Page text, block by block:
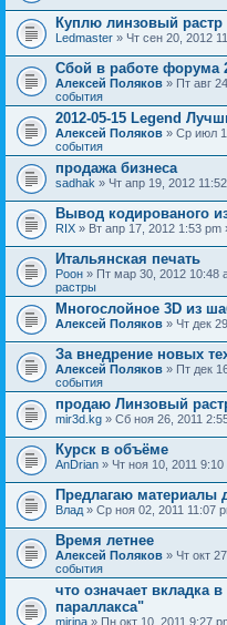
Куплю линзовый растр
Ledmaster » Чт сен 20, 2012
Сбой в работе форума
Алексей Поляков » Пт авг
события
2012-05-15 Legend
Алексей Поляков » Ср июл
события
продажа бизнеса
sadhak » Чт апр 19, 2012
Вывод кодированого
RIX » Вт апр 17, 2012 1:53
Итальянская печать
Pоон » Пт мар 30, 2012 10:48
растры
Многослойное 3D из
Алексей Поляков » Чт дек
За внедрение новых
Алексей Поляков » Пт дек
события
продаю Линзовый
mir3d.kg » Сб ноя 26, 2011
Курск в объёме
AnDrian » Чт ноя 10, 2011
Предлагаю материалы
Влад » Ср ноя 02, 2011 11:07
Время летнее
Алексей Поляков » Чт окт
события
что означает вкладка
параллакса"
mirina » Пн окт 10, 2011 9:27